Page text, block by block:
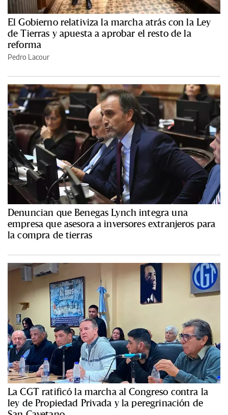
El Gobierno relativiza la marcha atrás con la Ley
de Tierras y apuesta a aprobar el resto de la
reforma
Pedro Lacour
Denuncian que Benegas Lynch integra una
empresa que asesora a inversores extranjeros para
la compra de tierras
La CGT ratificó la marcha al Congreso contra la
ley de Propiedad Privada y la peregrinación de